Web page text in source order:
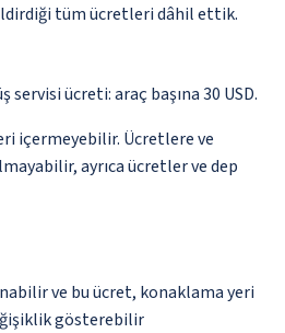
tüm ücretleri dâhil ettik.
servisi ücreti: araç başına 30 USD.
içermeyebilir. Ücretlere ve
ayrıca ücretler ve dep
ve bu ücret, konaklama yeri
gösterebilir